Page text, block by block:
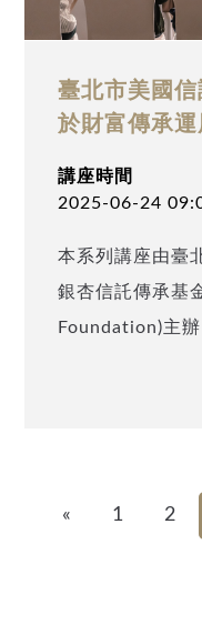
臺北市美國
於財富傳承運
講座時間
2025-06-24
本系列講座由臺
銀杏信託傳承基
Foundation)主
美國信託傳承協
族財富傳承之過
« 1 2